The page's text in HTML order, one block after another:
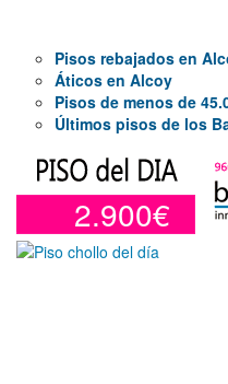
Pisos rebajados en
Áticos en Alcoy
Pisos de menos de
Últimos pisos de los
2.900€